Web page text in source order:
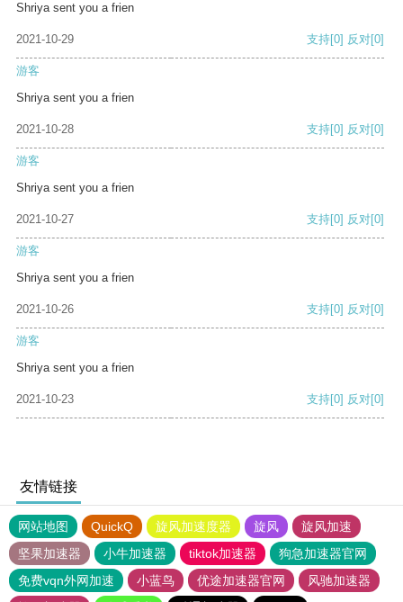
Shriya sent you a frien
2021-10-29 支持[0] 反对[0]
游客
Shriya sent you a frien
2021-10-28 支持[0] 反对[0]
游客
Shriya sent you a frien
2021-10-27 支持[0] 反对[0]
游客
Shriya sent you a frien
2021-10-26 支持[0] 反对[0]
游客
Shriya sent you a frien
2021-10-23 支持[0] 反对[0]
友情链接
网站地图 QuickQ 旋风加速度器 旋风
旋风加速
坚果加速器
小牛加速器 tiktok加速器
狗急加速器官网
免费vqn外网加速
小蓝鸟 优途加速器官网
风驰加速器